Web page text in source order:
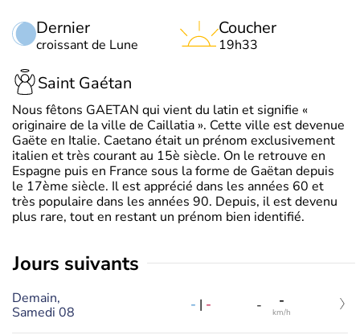
Dernier
croissant de Lune
Coucher
19h33
Saint Gaétan
Nous fêtons GAETAN qui vient du latin et signifie «
originaire de la ville de Caillatia ». Cette ville est devenue
Gaëte en Italie. Caetano était un prénom exclusivement
italien et très courant au 15è siècle. On le retrouve en
Espagne puis en France sous la forme de Gaëtan depuis
le 17ème siècle. Il est apprécié dans les années 60 et
très populaire dans les années 90. Depuis, il est devenu
plus rare, tout en restant un prénom bien identifié.
jours suivants
Demain,
Samedi 08
- | - - -
km/h